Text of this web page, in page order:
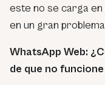
este no se carga en
en un gran
WhatsApp Web:
de que no